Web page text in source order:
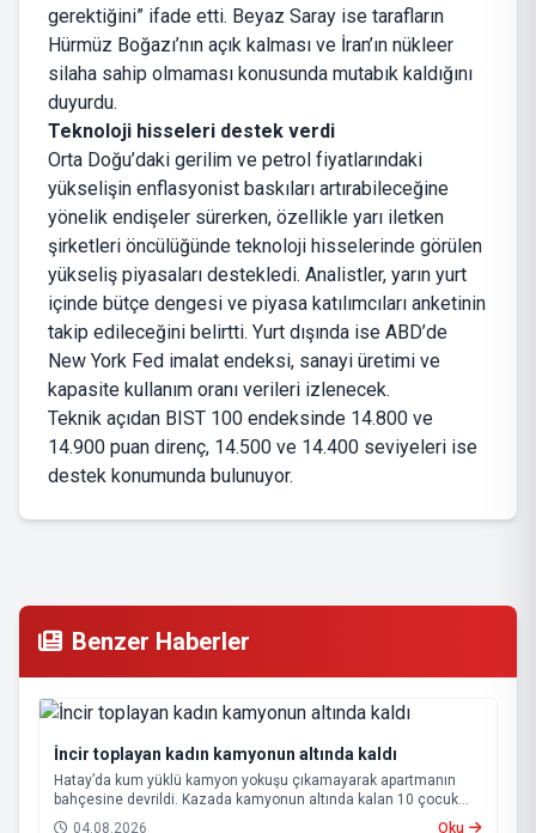
gerektiğini” ifade etti. Beyaz Saray ise tarafların
Hürmüz Boğazı’nın açık kalması ve İran’ın nükleer
silaha sahip olmaması konusunda mutabık kaldığını
duyurdu.
Teknoloji hisseleri destek verdi
Orta Doğu’daki gerilim ve petrol fiyatlarındaki
yükselişin enflasyonist baskıları artırabileceğine
yönelik endişeler sürerken, özellikle yarı iletken
şirketleri öncülüğünde teknoloji hisselerinde görülen
yükseliş piyasaları destekledi. Analistler, yarın yurt
içinde bütçe dengesi ve piyasa katılımcıları anketinin
takip edileceğini belirtti. Yurt dışında ise ABD’de
New York Fed imalat endeksi, sanayi üretimi ve
kapasite kullanım oranı verileri izlenecek.
Teknik açıdan BIST 100 endeksinde 14.800 ve
14.900 puan direnç, 14.500 ve 14.400 seviyeleri ise
destek konumunda bulunuyor.
Benzer Haberler
İncir toplayan kadın kamyonun altında kaldı
Hatay’da kum yüklü kamyon yokuşu çıkamayarak apartmanın
bahçesine devrildi. Kazada kamyonun altında kalan 10 çocuk
annesi 65 yaşındaki kadın hayatını kaybetti.
04.08.2026 Oku